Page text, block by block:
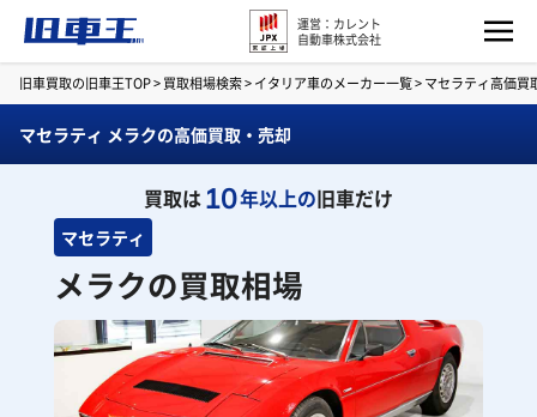
運営：カレント
自動車株式会社
旧車買取の旧車王TOP>買取相場検索>イタリア車のメーカー一覧>マセラティ高価買
マセラティ メラクの高価買取・売却
買取は10年以上の旧車だけ
マセラティ
メラクの買取相場